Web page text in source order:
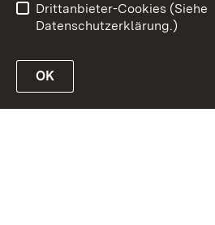
Link zur Website des MLR
Drittanbieter-Cookies (Siehe
Datenschutzerklärung.)
OK